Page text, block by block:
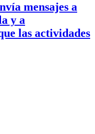
mensajes a
y a
las actividades